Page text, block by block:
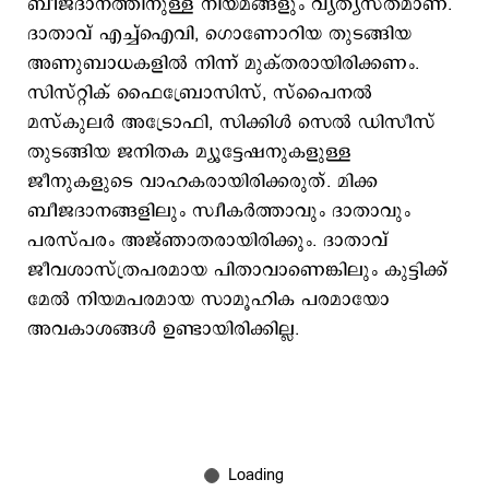
ദാതാവ് ‌എച്ച്ഐവി, ഗൊണോറിയ തുടങ്ങിയ
അണുബാധകളിൽ നിന്ന് മുക്തരായിരിക്കണം.
സിസ്റ്റിക് ഫൈബ്രോസിസ്, സ്പൈനൽ
മസ്കുലർ അട്രോഫി, സിക്കിൾ സെൽ ഡിസീസ്
തുടങ്ങിയ ജനിതക മ്യൂട്ടേഷനുകളുള്ള
ജീനുകളുടെ വാഹകരായിരിക്കരുത്. മിക്ക
ബീജദാനങ്ങളിലും സ്വീകർത്താവും ദാതാവും
പരസ്പരം അജ്ഞാതരായിരിക്കും. ദാതാവ്
ജീവശാസ്ത്രപരമായ പിതാവാണെങ്കിലും കുട്ടിക്ക്
മേല്‍ നിയമപരമായ സാമൂഹിക പരമായോ
അവകാശങ്ങള്‍ ഉണ്ടായിരിക്കില്ല.